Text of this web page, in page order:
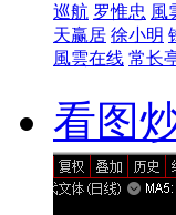
巡航 罗惟忠 風
天赢居 徐小明
風雲在线 常长
看图